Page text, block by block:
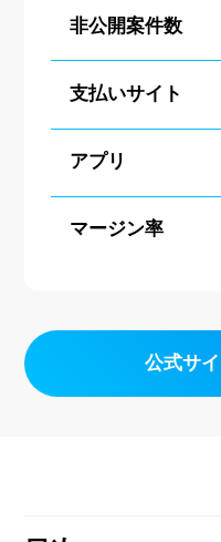
非公開案件数
支払いサイト
アプリ
マージン率
公式サ